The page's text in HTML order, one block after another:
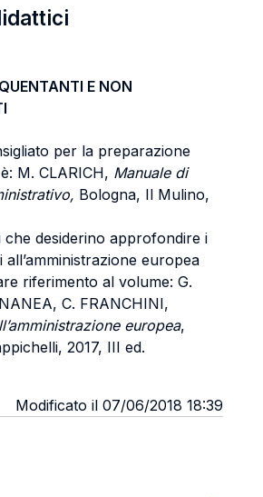
E NON
per la preparazione
M. CLARICH, Manuale di
Bologna, Il Mulino,
che desiderino approfondire i
all’amministrazione europea
riferimento al volume: G.
C. FRANCHINI,
europea,
2017, III ed.
Modificato il 07/06/2018 18:39